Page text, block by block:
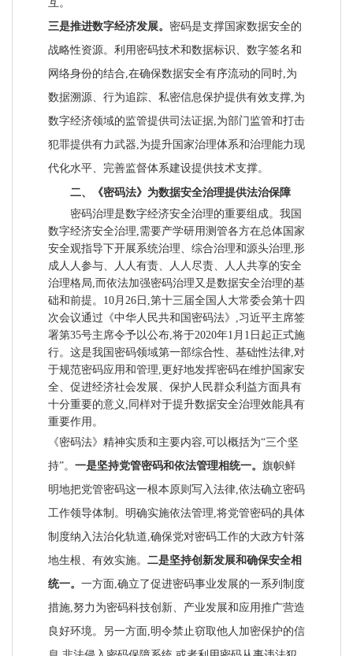
互。
三是推进数字经济发展。 密码是支撑国家数据安全的
战略性资源。利用密码技术和数据标识、数字签名和
网络身份的结合,在确保数据安全有序流动的同时,为
数据溯源、行为追踪、私密信息保护提供有效支撑,为
数字经济领域的监管提供司法证据,为部门监管和打击
犯罪提供有力武器,为提升国家治理体系和治理能力现
代化水平、完善监督体系建设提供技术支撑。
二、《密码法》为数据安全治理提供法治保障
密码治理是数字经济安全治理的重要组成。我国
数字经济安全治理,需要产学研用测管各方在总体国家
安全观指导下开展系统治理、综合治理和源头治理,形
成人人参与、人人有责、人人尽责、人人共享的安全
治理格局,而依法加强密码治理又是数据安全治理的基
础和前提。10月26日,第十三届全国人大常委会第十四
次会议通过《中华人民共和国密码法》,习近平主席签
署第35号主席令予以公布,将于2020年1月1日起正式施
行。这是我国密码领域第一部综合性、基础性法律,对
于规范密码应用和管理,更好地发挥密码在维护国家安
全、促进经济社会发展、保护人民群众利益方面具有
十分重要的意义,同样对于提升数据安全治理效能具有
重要作用。
《密码法》精神实质和主要内容,可以概括为“三个坚
持”。 一是坚持党管密码和依法管理相统一。 旗帜鲜
明地把党管密码这一根本原则写入法律,依法确立密码
工作领导体制。明确实施依法管理,将党管密码的具体
制度纳入法治化轨道,确保党对密码工作的大政方针落
地生根、有效实施。 二是坚持创新发展和确保安全相
统一。 一方面,确立了促进密码事业发展的一系列制度
措施,努力为密码科技创新、产业发展和应用推广营造
良好环境。另一方面,明令禁止窃取他人加密保护的信